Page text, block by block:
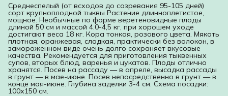
Среднеспелый (от всходов до созревания 95-105 дней)
сорт крупноплодной тыквы Растение длинноплетистое,
мощное. Необычные по форме веретеновидные плоды
длиной 50 см и массой 4.0-4,5 кг, при хорошем уходе
достигают веса 18 кг. Кора тонкая, розового цвета. Мякоть
плотная, оранжевая, сладкая, практически без волокон, в
замороженном виде очень долго сохраняет вкусовые
качества. Рекомендуется для приготовления тыквенных
супов, вторых блюд, варенья и цукатов. Плоды отлично
хранятся. Посев на рассаду — в апреле, высадка рассады
в грунт — в мае-июне. Посев непосредственно в грунт — в
конце мая-июне. Глубина заделки 3-4 см. Схема посадки:
100х150 см.